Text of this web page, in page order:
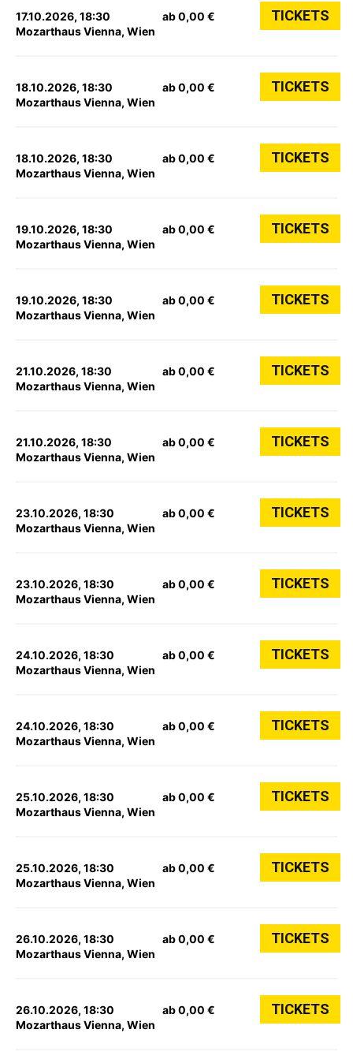
17.10.2026, 18:30
Mozarthaus Vienna, Wien
ab 0,00 € TICKETS
18.10.2026, 18:30
Mozarthaus Vienna, Wien
ab 0,00 € TICKETS
18.10.2026, 18:30
Mozarthaus Vienna, Wien
ab 0,00 € TICKETS
19.10.2026, 18:30
Mozarthaus Vienna, Wien
ab 0,00 € TICKETS
19.10.2026, 18:30
Mozarthaus Vienna, Wien
ab 0,00 € TICKETS
21.10.2026, 18:30
Mozarthaus Vienna, Wien
ab 0,00 € TICKETS
21.10.2026, 18:30
Mozarthaus Vienna, Wien
ab 0,00 € TICKETS
23.10.2026, 18:30
Mozarthaus Vienna, Wien
ab 0,00 € TICKETS
23.10.2026, 18:30
Mozarthaus Vienna, Wien
ab 0,00 € TICKETS
24.10.2026, 18:30
Mozarthaus Vienna, Wien
ab 0,00 € TICKETS
24.10.2026, 18:30
Mozarthaus Vienna, Wien
ab 0,00 € TICKETS
25.10.2026, 18:30
Mozarthaus Vienna, Wien
ab 0,00 € TICKETS
25.10.2026, 18:30
Mozarthaus Vienna, Wien
ab 0,00 € TICKETS
26.10.2026, 18:30
Mozarthaus Vienna, Wien
ab 0,00 € TICKETS
26.10.2026, 18:30
Mozarthaus Vienna, Wien
ab 0,00 € TICKETS